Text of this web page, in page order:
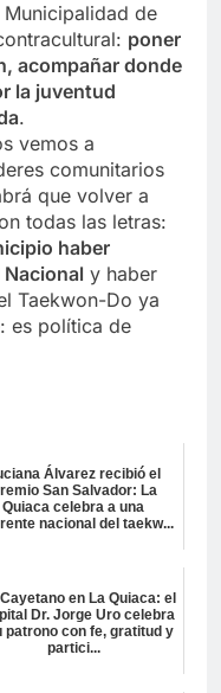
de
poner
acompañar donde
la juventud
.
vemos a
comunitarios
que volver a
todas las letras:
haber
y haber
Taekwon-Do ya
es política de
Álvarez recibió el
San Salvador: La
Quiaca celebra a una
nacional del taekw...
en La Quiaca: el
Dr. Jorge Uro celebra
patrono con fe, gratitud y
partici...